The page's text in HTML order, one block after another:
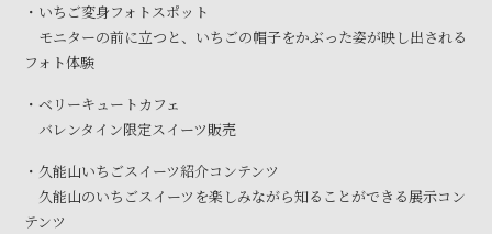
・いちご変身フォトスポット
モニターの前に立つと、いちごの帽子をかぶった姿が映し出される
フォト体験
・ベリーキュートカフェ
バレンタイン限定スイーツ販売
・久能山いちごスイーツ紹介コンテンツ
久能山のいちごスイーツを楽しみながら知ることができる展示コン
テンツ